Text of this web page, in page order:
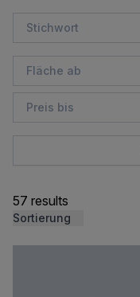
57 results
Sortierung